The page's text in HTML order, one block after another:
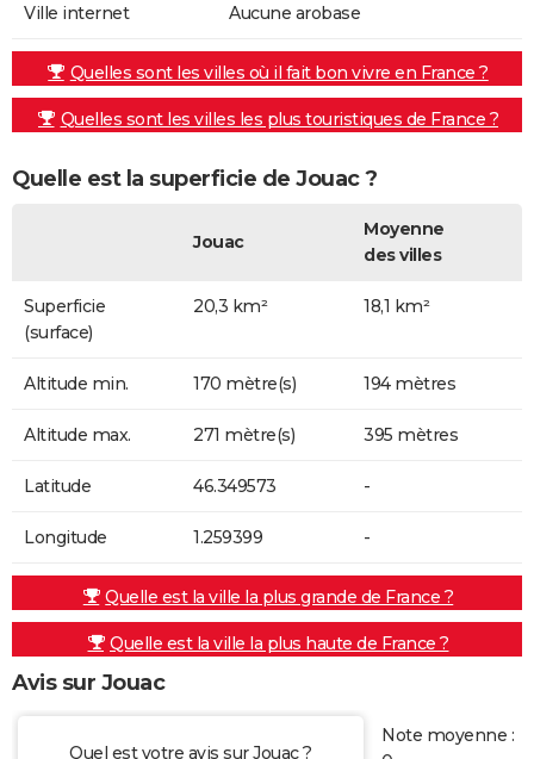
Ville internet Aucune arobase
Quelles sont les villes où il fait bon vivre en France ?
Quelles sont les villes les plus touristiques de France ?
Quelle est la superficie de Jouac ?
Jouac
Moyenne
des villes
Superficie
(surface)
20,3 km² 18,1 km²
Altitude min. 170 mètre(s) 194 mètres
Altitude max. 271 mètre(s) 395 mètres
Latitude 46.349573 -
Longitude 1.259399 -
Quelle est la ville la plus grande de France ?
Quelle est la ville la plus haute de France ?
Avis sur Jouac
Quel est votre avis sur Jouac ?
Note moyenne :